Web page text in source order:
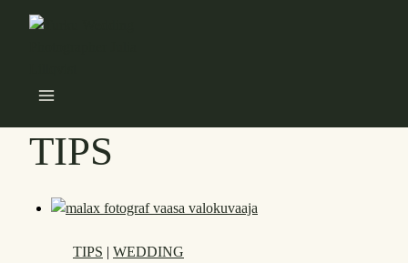
TIPS
TIPS | WEDDING